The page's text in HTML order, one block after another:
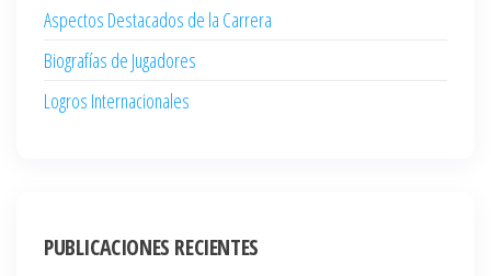
Aspectos Destacados de la Carrera
Biografías de Jugadores
Logros Internacionales
PUBLICACIONES RECIENTES